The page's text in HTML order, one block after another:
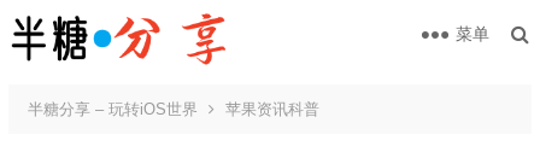
菜单
半糖分享 – 玩转iOS世界 苹果资讯科普